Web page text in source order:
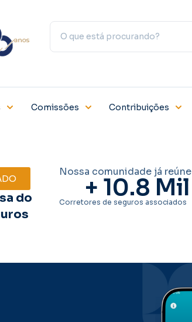
Comissões Contribuições
do
Nossa comunidade já reúne
+ 10.8 Mil
Corretores de seguros associados